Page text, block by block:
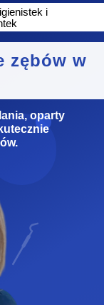
oparty
zębów w
i